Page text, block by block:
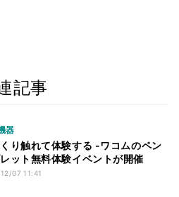
記事
器
り触れて体験する -ワコムのペン
ット無料体験イベントが開催
07 11:41